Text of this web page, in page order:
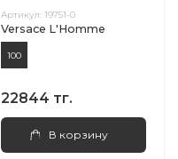
Артикул: 19751-0
Versace L'Homme
100
22844 тг.
В корзину